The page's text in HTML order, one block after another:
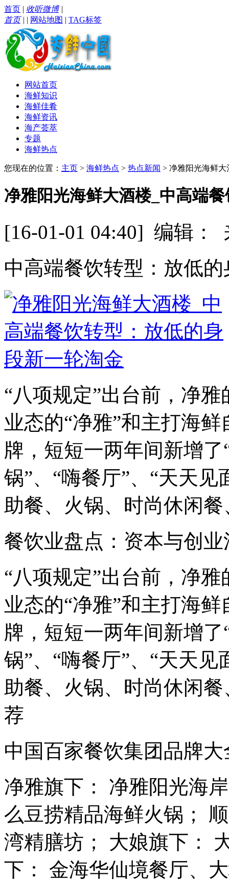
首页 | 收听微博|
首页| | 网站地图 | TAG标签
网站首页
海鲜知识
海鲜佳肴
海鲜资讯
海产荟萃
专题
海鲜热点
您现在的位置： 主页 > 海鲜热点 > 热点新闻 > 净雅阳光海鲜
净雅阳光海鲜大酒楼_中高端
[16-01-01 04:40] 编辑
中高端餐饮转型：放低
“八项规定”出台前，净
业态的“净雅”和主打海
牌，短短一两年间新增
锅”、“嗨餐厅”、“天天
助餐、火锅、时尚休闲
餐饮业盘点：资本与创
“八项规定”出台前，净
业态的“净雅”和主打海
牌，短短一两年间新增
锅”、“嗨餐厅”、“天天
助餐、火锅、时尚休闲
荐
中国百家餐饮集团品牌大
净雅旗下： 净雅阳光海
么豆捞精品海鲜火锅；
湾精膳坊； 大娘旗下：
下： 金海华仙境餐厅、